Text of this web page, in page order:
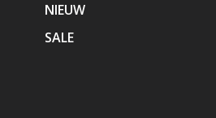
NIEUW
SALE